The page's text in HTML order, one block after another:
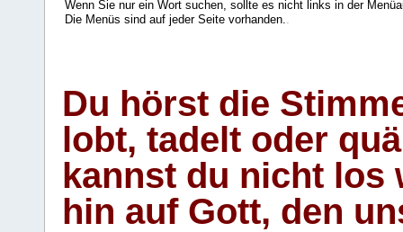
Wenn Sie nur ein Wort suchen, sollte es nicht links in der
Die Menüs sind auf jeder Seite vorhanden.
Du hörst die
lobt, tadelt oder
kannst du nicht los
hin auf Gott, den